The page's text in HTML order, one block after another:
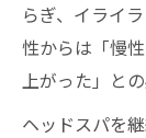
らぎ、イライ
性からは「慢
上がった」と
ヘッドスパを